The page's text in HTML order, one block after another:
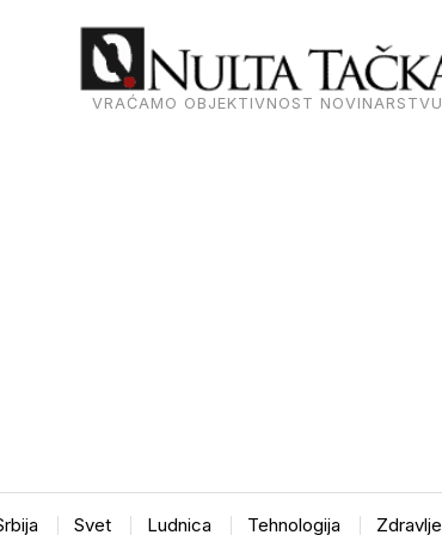
VRAĆAMO OBJEKTIVNOST NOVINARSTVU
Svet Ludnica Tehnologija Zdravlje